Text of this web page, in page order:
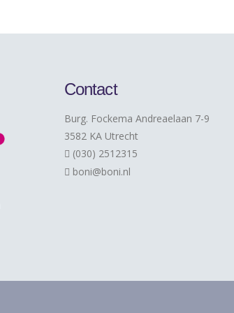
Contact
Burg. Fockema Andreaelaan 7-9
3582 KA Utrecht
(030) 2512315
boni@boni.nl